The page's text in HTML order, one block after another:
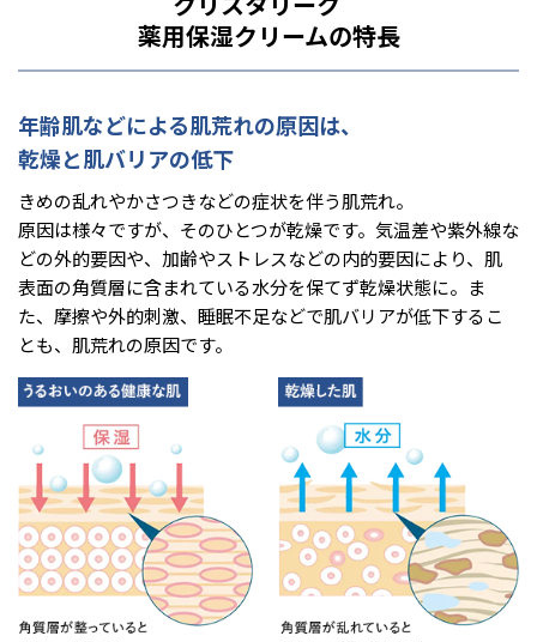
薬用保湿クリームの特長
年齢肌などによる肌荒れの原因は、
乾燥と肌バリアの低下
きめの乱れやかさつきなどの症状を伴う肌荒れ。
原因は様々ですが、そのひとつが乾燥です。気温差や紫外線な
どの外的要因や、加齢やストレスなどの内的要因により、肌
表面の角質層に含まれている水分を保てず乾燥状態に。ま
た、摩擦や外的刺激、睡眠不足などで肌バリアが低下するこ
とも、肌荒れの原因です。